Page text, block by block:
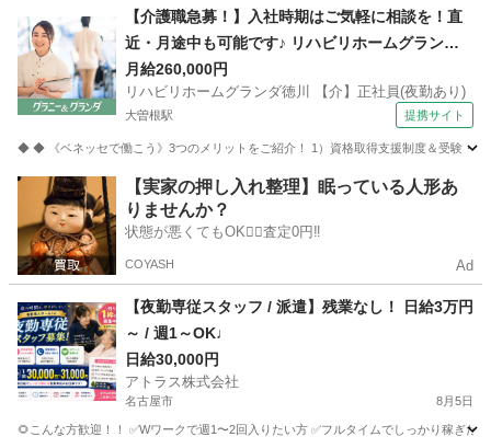
奥田駅 介護 B型
【介護職急募！】入社時期はご気軽に相談を！直
近・月途中も可能です♪ リハビリホームグランダ
徳川 【介】正社員(夜勤あり) 老人介護施設スタッ
フ
月給260,000円
リハビリホームグランダ徳川 【介】正社員(夜勤あり)
大曽根駅 提携サイト
◆ ◆ 《ベネッセで働こう》3つのメリットをご紹介！ 1）資格取得支援制度＆受験・
愛知 名古屋市 大曽根駅 介護
【実家の押し入れ整理】眠っている人形あ
りませんか？
状態が悪くてもOK🙆‍♀️査定0円‼️
COYASH Ad
【夜勤専従スタッフ / 派遣】残業なし！ 日給3万円
～ / 週1～OK♩
日給30,000円
アトラス株式会社
名古屋市 8月5日
🌻こんな方歓迎！！ ✅Wワークで週1〜2回入りたい方 ✅フルタイムでしっかり稼ぎ